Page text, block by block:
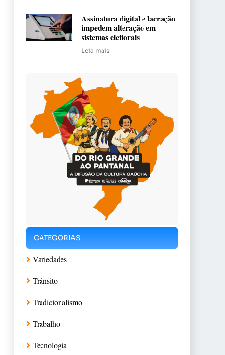
Assinatura digital e lacração
impedem alteração em
sistemas eleitorais
Leia mais
CATEGORIAS
Variedades
Trânsito
Tradicionalismo
Trabalho
Tecnologia